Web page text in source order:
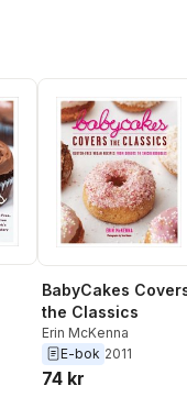
BabyCakes
the Classics
Erin McKenna
E-bok 2011
74 kr